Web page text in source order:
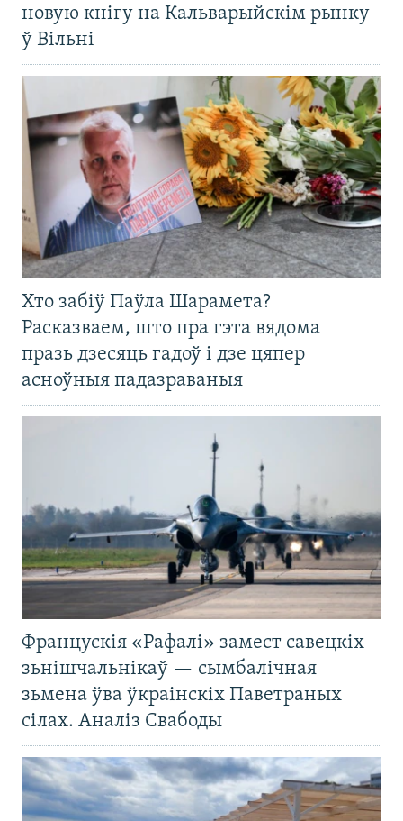
новую кнігу на Кальварыйскім рынку
ў Вільні
Хто забіў Паўла Шарамета?
Расказваем, што пра гэта вядома
празь дзесяць гадоў і дзе цяпер
асноўныя падазраваныя
Францускія «Рафалі» замест савецкіх
зьнішчальнікаў — сымбалічная
зьмена ўва ўкраінскіх Паветраных
сілах. Аналіз Свабоды